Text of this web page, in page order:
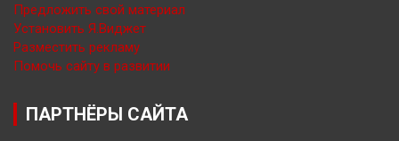
Предложить свой материал
Установить Я.Виджет
Разместить рекламу
Помочь сайту в развитии
ПАРТНЁРЫ САЙТА